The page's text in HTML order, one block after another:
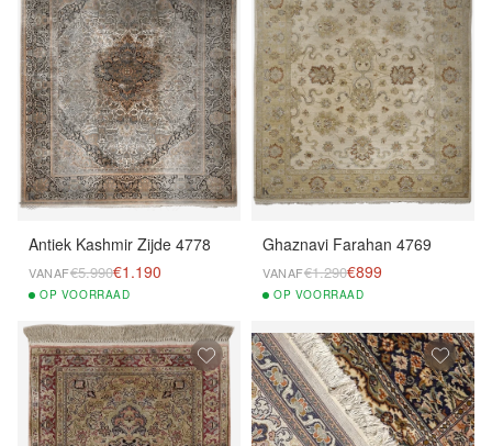
Antiek Kashmir Zijde 4778
VANAF€5.990€1.190
OP VOORRAAD
Ghaznavi Farahan 4769
VANAF€1.290€899
OP VOORRAAD